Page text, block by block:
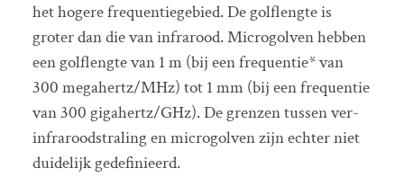
het hogere frequentiegebied. De golflengte is
groter dan die van infrarood. Microgolven hebben
een golflengte van 1 m (bij een frequentie* van
300 megahertz/MHz) tot 1 mm (bij een frequentie
van 300 gigahertz/GHz). De grenzen tussen ver-
infraroodstraling en microgolven zijn echter niet
duidelijk gedefinieerd.